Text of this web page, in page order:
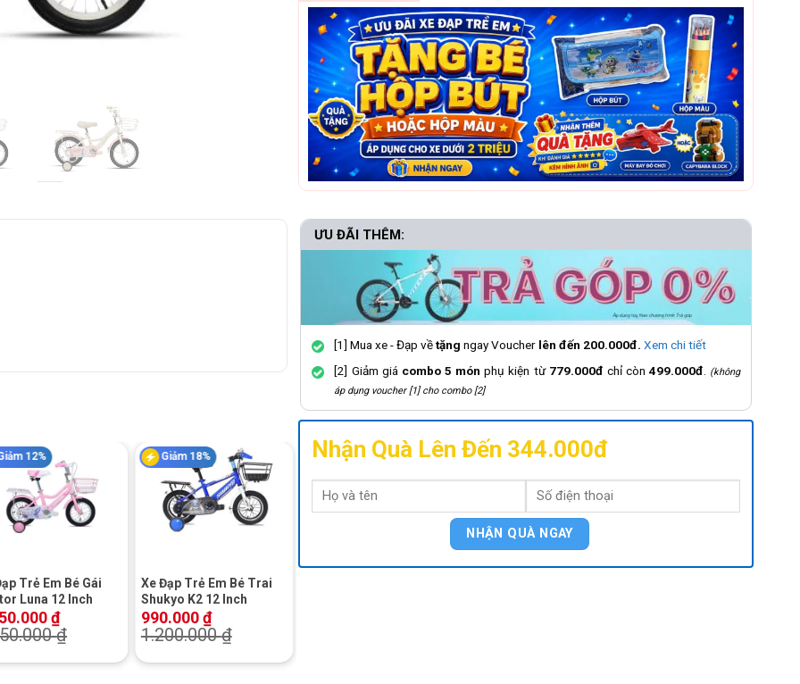
12%
Trẻ Em Bé Gái
Luna 12 Inch
₫
₫
Giảm 18%
Xe Đạp Trẻ Em Bé Trai
Shukyo K2 12 Inch
990.000₫
1.200.000₫
ƯU ĐÃI THÊM:
[1] Mua xe - Đạp vềtặng ngay Voucher lên đến 200.000đ. Xem chi tiết
[2] Giảm giá combo 5 món phụ kiện từ 779.000đ chỉ còn499.000đ. (không
áp dụng voucher [1] cho combo [2]
Nhận Quà Lên Đến 344.000đ